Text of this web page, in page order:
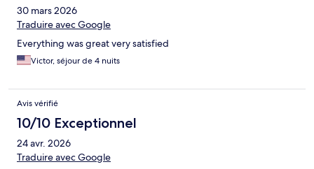
30 mars 2026
Traduire avec Google
Everything was great very satisfied
Victor, séjour de 4 nuits
Avis vérifié
10/10 Exceptionnel
24 avr. 2026
Traduire avec Google